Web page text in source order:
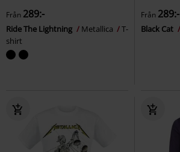
Från 289:-
Ride The Lightning Metallica
T-
shirt
Från 289:-
Black Cat